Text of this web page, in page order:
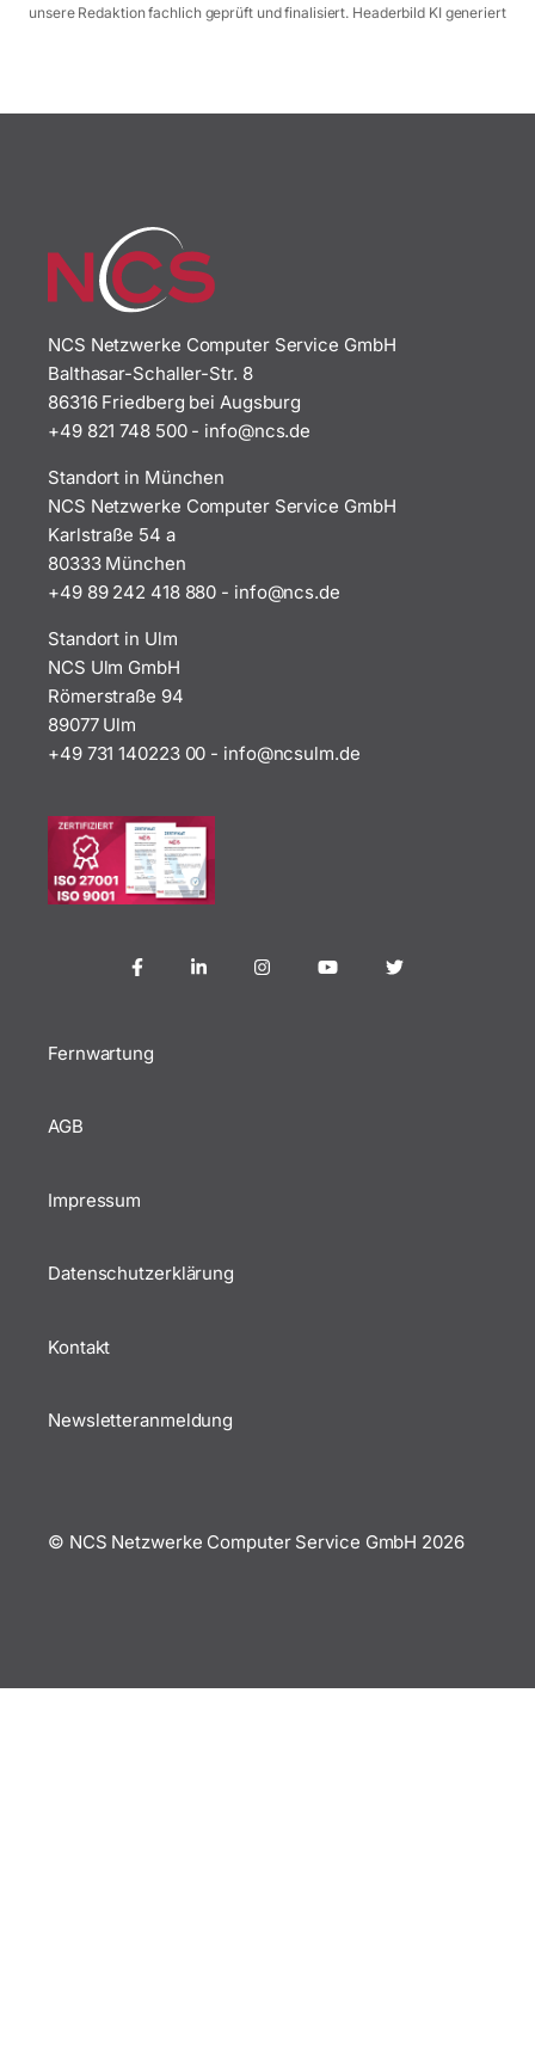
unsere Redaktion fachlich geprüft und finalisiert. Headerbild KI generiert
NCS Netzwerke Computer Service GmbH
Balthasar-Schaller-Str. 8
86316 Friedberg bei Augsburg
+49 821 748 500- ed.sc
n@ofn
i
Standort in München
NCS Netzwerke Computer Service GmbH
Karlstraße 54 a
80333 München
+49 89 242 418 880 - ed.sc
n@ofn
i
Standort in Ulm
NCS Ulm GmbH
Römerstraße 94
89077 Ulm
+49 731 140223 00 - ed.ml
uscn@
ofni
© NCS Netzwerke Computer Service GmbH 2026
Fernwartung
AGB
Impressum
Datenschutzerklärung
Kontakt
Newsletteranmeldung